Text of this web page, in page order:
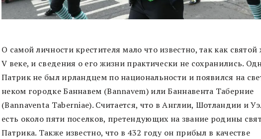
О самой личности крестителя мало что известно, так как святой
V веке, и сведения о его жизни практически не сохранились.
Патрик не был ирландцем по национальности и появился на
неком городке Баннавем (Bannavem) или Баннавента Таберние
(Bannaventa Taberniae). Считается, что в Англии, Шотландии и
есть около пяти поселков, претендующих на звание родины
Патрика. Также известно, что в 432 году он прибыл в качестве